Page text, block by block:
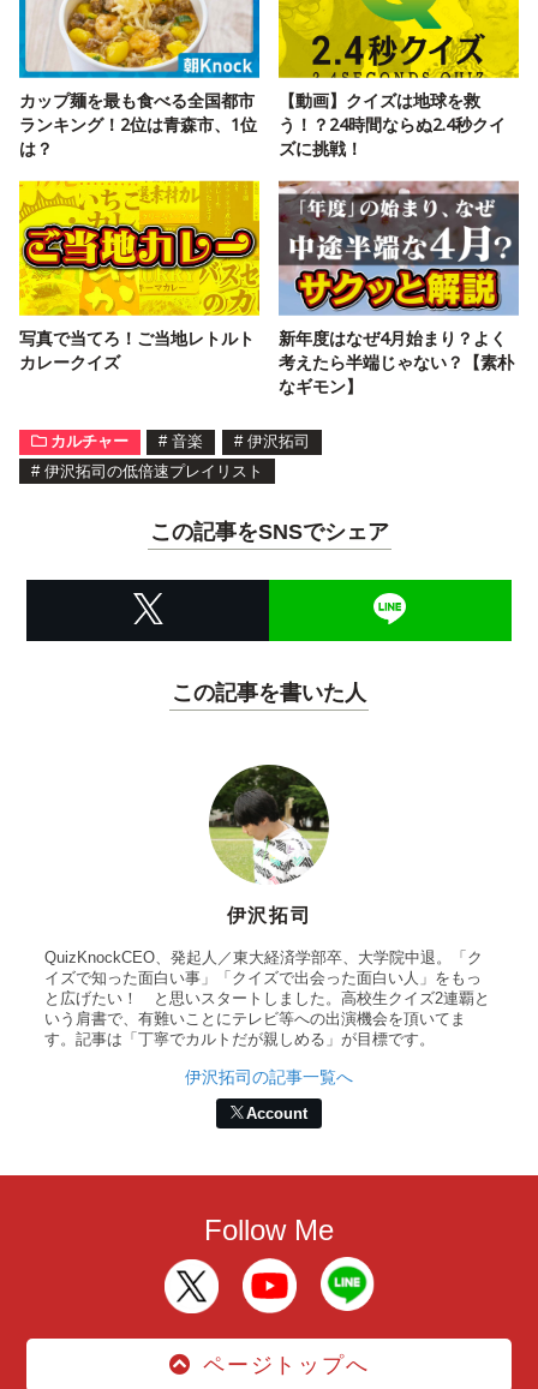
カップ麺を最も食べる全国都市
ランキング！2位は青森市、1位
は？
【動画】クイズは地球を救
う！？24時間ならぬ2.4秒クイ
ズに挑戦！
写真で当てろ！ご当地レトルト
カレークイズ
新年度はなぜ4月始まり？よく
考えたら半端じゃない？【素朴
なギモン】
カルチャー # 音楽 # 伊沢拓司
# 伊沢拓司の低倍速プレイリスト
この記事をSNSでシェア
この記事を書いた人
伊沢拓司
QuizKnockCEO、発起人／東大経済学部卒、大学院中退。「ク
イズで知った面白い事」「クイズで出会った面白い人」をもっ
と広げたい！ と思いスタートしました。高校生クイズ2連覇と
いう肩書で、有難いことにテレビ等への出演機会を頂いてま
す。記事は「丁寧でカルトだが親しめる」が目標です。
伊沢拓司の記事一覧へ
Account
Follow Me
ページトップへ